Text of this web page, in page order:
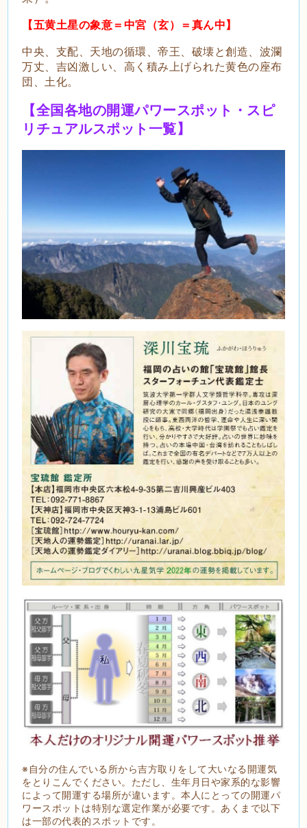
【五黄土星の象意＝中宮（玄）＝真ん中】
中央、支配、天地の循環、帝王、破壊と創造、波瀾
万丈、吉凶激しい、高く積み上げられた黄色の座布
団、土化。
【全国各地の開運パワースポット・スピ
リチュアルスポット一覧】
※自分の住んでいる所から吉方取りをして大いなる開運気
をとりこんでください。ただし、生年月日や家系的な影響
によって開運する場所が違います。本人にとっての開運パ
ワースポットは特別な選定作業が必要です。あくまで以下
は一部の代表的スポットです。